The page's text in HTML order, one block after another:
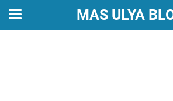
MAS ULYA